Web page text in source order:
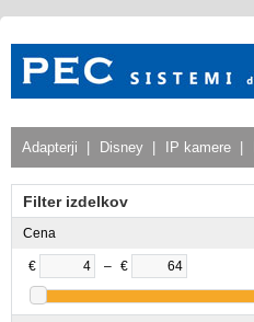
Adapterji Disney IP kamere
Filter izdelkov
Cena
€ – €